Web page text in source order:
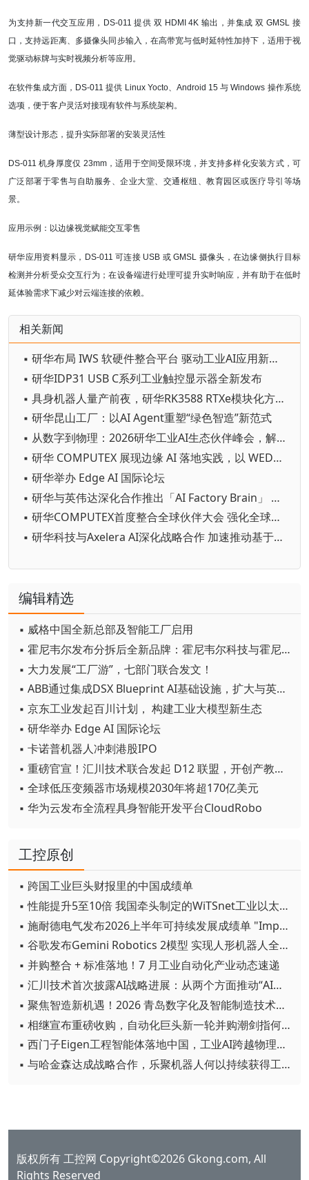
为支持新一代交互应用，DS-011 提供 双 HDMI 4K 输出，并集成 双 GMSL 接
口，支持远距离、多摄像头同步输入，在高带宽与低时延特性加持下，适用于视
觉驱动标牌与实时视频分析等应用。
在软件集成方面，DS-011 提供 Linux Yocto、Android 15 与 Windows 操作系统
选项，便于客户灵活对接现有软件与系统架构。
薄型设计形态，提升实际部署的安装灵活性
DS-011机身厚度仅 23mm，适用于空间受限环境，并支持多样化安装方式，可
广泛部署于零售与自助服务、企业大堂、交通枢纽、教育园区或医疗导引等场
景。
应用示例：以边缘视觉赋能交互零售
研华应用资料显示，DS-011 可连接 USB 或 GMSL 摄像头，在边缘侧执行目标
检测并分析受众交互行为；在设备端进行处理可提升实时响应，并有助于在低时
延体验需求下减少对云端连接的依赖。
相关新闻
▪ 研华布局 IWS 软硬件整合平台 驱动工业AI应用新商机
▪ 研华IDP31 USB C系列工业触控显示器全新发布
▪ 具身机器人量产前夜，研华RK3588 RTXe模块化方案助力“小脑”成本优化
▪ 研华昆山工厂：以AI Agent重塑“绿色智造”新范式
▪ 从数字到物理：2026研华工业AI生态伙伴峰会，解码产业规模化落地之道
▪ 研华 COMPUTEX 展现边缘 AI 落地实践，以 WEDA 串联 AI Agent 加速跨行业应用
▪ 研华举办 Edge AI 国际论坛
▪ 研华与英伟达深化合作推出「AI Factory Brain」 以Agentic AI串联全厂智慧决策
▪ 研华COMPUTEX首度整合全球伙伴大会 强化全球边缘 AI 生态系统联结
▪ 研华科技与Axelera AI深化战略合作 加速推动基于Europa平台的边缘AI创新
编辑精选
▪ 威格中国全新总部及智能工厂启用
▪ 霍尼韦尔发布分拆后全新品牌：霍尼韦尔科技与霍尼韦尔航空航天
▪ 大力发展“工厂游”，七部门联合发文！
▪ ABB通过集成DSX Blueprint AI基础设施，扩大与英伟达的合作
▪ 京东工业发起百川计划， 构建工业大模型新生态
▪ 研华举办 Edge AI 国际论坛
▪ 卡诺普机器人冲刺港股IPO
▪ 重磅官宣！汇川技术联合发起 D12 联盟，开创产教融合新范式
▪ 全球低压变频器市场规模2030年将超170亿美元
▪ 华为云发布全流程具身智能开发平台CloudRobo
工控原创
▪ 跨国工业巨头财报里的中国成绩单
▪ 性能提升5至10倍 我国牵头制定的WiTSnet工业以太网国际标准正式发布
▪ 施耐德电气发布2026上半年可持续发展成绩单 "Impact 2030"路线图开局稳健
▪ 谷歌发布Gemini Robotics 2模型 实现人形机器人全身智能控制突破
▪ 并购整合 + 标准落地！7 月工业自动化产业动态速递
▪ 汇川技术首次披露AI战略进展：从两个方面推动“AI业务化”落地
▪ 聚焦智造新机遇！2026 青岛数字化及智能制造技术论坛圆满落幕
▪ 相继宣布重磅收购，自动化巨头新一轮并购潮剑指何方？
▪ 西门子Eigen工程智能体落地中国，工业AI跨越物理世界“确定性”拐点
▪ 与哈金森达成战略合作，乐聚机器人何以持续获得工业巨头青睐？
版权所有 工控网 Copyright©2026 Gkong.com, All
Rights Reserved